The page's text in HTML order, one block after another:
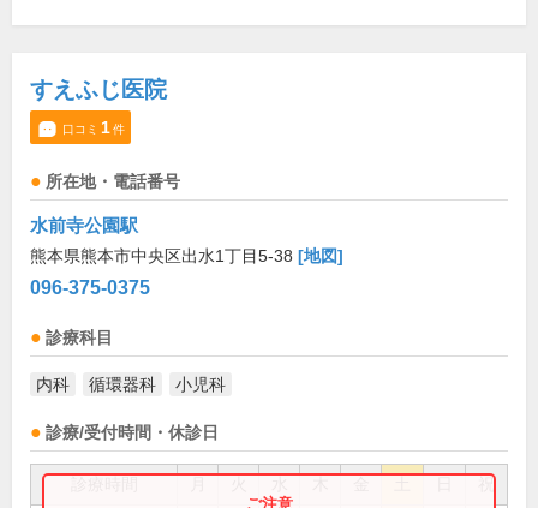
すえふじ医院
口コミ 1件
所在地・電話番号
水前寺公園駅
熊本県熊本市中央区出水1丁目5-38 [地図]
096-375-0375
診療科目
内科 循環器科 小児科
診療/受付時間・休診日
祝